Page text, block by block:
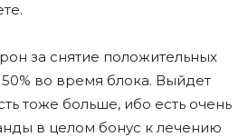
за снятие положительных
во время блока. Выйдет
тоже больше, ибо есть очень
в целом бонус к лечению